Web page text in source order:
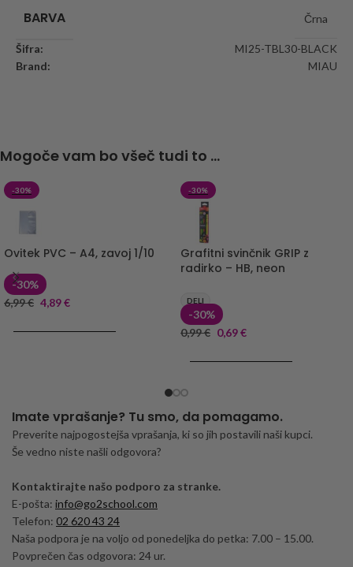
BARVA Črna
Šifra:
MI25-TBL30-BLACK
Brand:
MIAU
Mogoče vam bo všeč tudi to ...
-30%
Ovitek PVC – A4, zavoj 1/10
-30%
6,99€ 4,89€
-30%
Grafitni svinčnik GRIP z
radirko – HB, neon
DELI
-30%
0,99€ 0,69€
Imate vprašanje? Tu smo, da pomagamo.
Preverite najpogostejša vprašanja, ki so jih postavili naši kupci.
Še vedno niste našli odgovora?
Kontaktirajte našo podporo za stranke.
E-pošta: info@go2school.com
Telefon: 02 620 43 24
Naša podpora je na voljo od ponedeljka do petka: 7.00 – 15.00.
Povprečen čas odgovora: 24 ur.